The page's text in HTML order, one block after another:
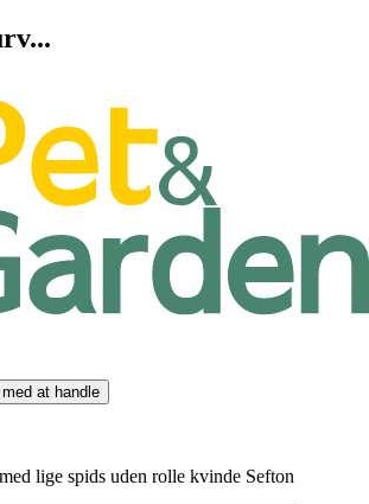
at handle
lige spids uden rolle kvinde Sefton